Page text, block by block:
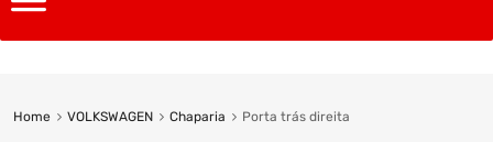
Home VOLKSWAGEN Chaparia Porta trás direita